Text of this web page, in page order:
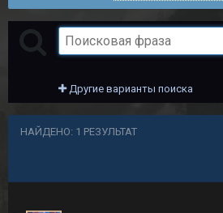
Другие варианты поиска
НАЙДЕНО: 1 РЕЗУЛЬТАТ